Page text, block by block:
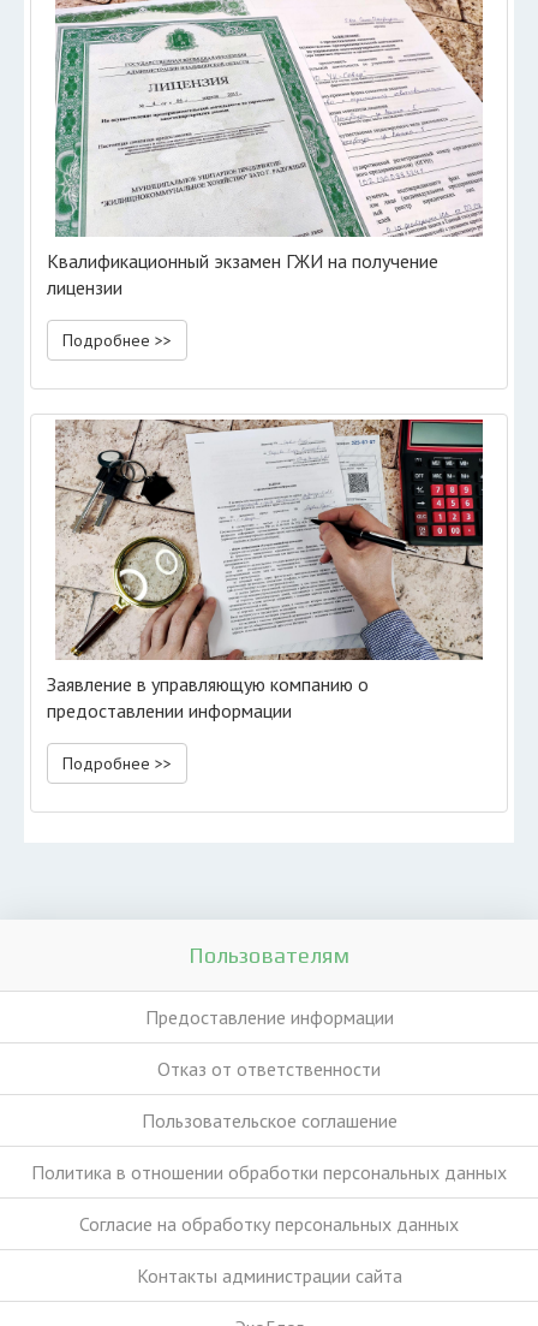
Квалификационный экзамен ГЖИ на получение
лицензии
Подробнее >>
Заявление в управляющую компанию о
предоставлении информации
Подробнее >>
Пользователям
Предоставление информации
Отказ от ответственности
Пользовательское соглашение
Политика в отношении обработки персональных данных
Согласие на обработку персональных данных
Контакты администрации сайта